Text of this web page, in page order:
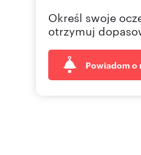
Określ swoje
otrzymuj
Powiadom